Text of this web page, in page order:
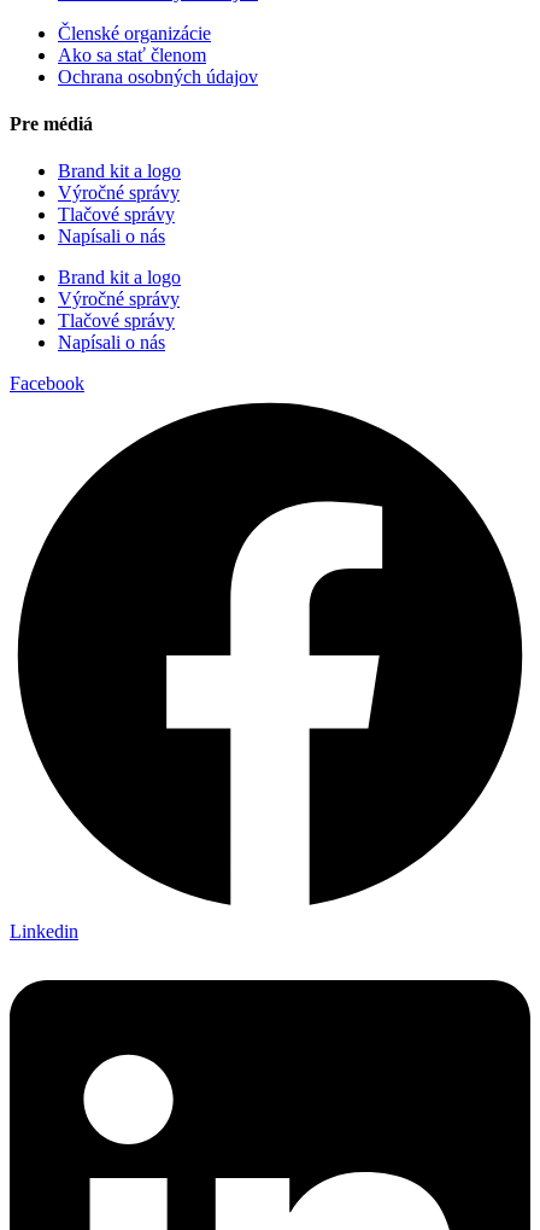
Členské organizácie
Ako sa stať členom
Ochrana osobných údajov
Pre médiá
Brand kit a logo
Výročné správy
Tlačové správy
Napísali o nás
Brand kit a logo
Výročné správy
Tlačové správy
Napísali o nás
Facebook
Linkedin